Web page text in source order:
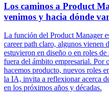
Los caminos a Product
venimos y hacia dónde
La función del Product Manager
career path claro, algunos vienen
estuvieron en diseño o en roles
fuera del ámbito empresarial. Por
hacemos producto, nuevos roles
la IA, invita a reflexionar acerca
en los próximos años y décadas.